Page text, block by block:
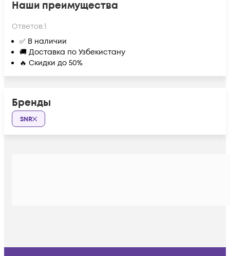
Наши преимущества
Ответов:1
✅ В наличии
🚚 Доставка по Узбекистану
🔥 Скидки до 50%
Бренды
SNR